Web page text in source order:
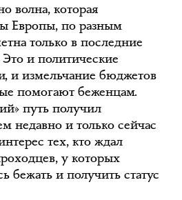
волна, которая
Европы, по разным
только в последние
и политические
и измельчание бюджетов
помогают беженцам.
путь получил
недавно и только сейчас
тех, кто ждал
у которых
бежать и получить статус